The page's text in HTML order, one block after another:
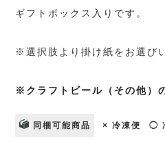
ギフトボックス入りです。
※選択肢より掛け紙をお選び
※クラフトビール（その他）
同梱可能商品 × 冷凍便 ◯